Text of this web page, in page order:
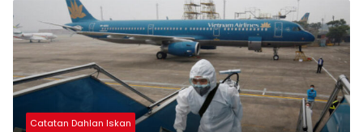
Catatan Dahlan Iskan